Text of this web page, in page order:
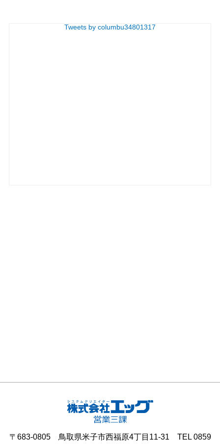
Tweets by columbu34801317
〒683-0805 鳥取県米子市西福原4丁目11-31 TEL 0859